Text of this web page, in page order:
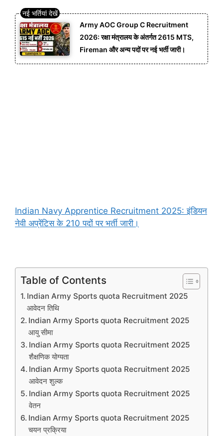
Army AOC Group C Recruitment
2026: रक्षा मंत्रालय के अंतर्गत 2615 MTS,
Fireman और अन्य पदों पर नई भर्ती जारी।
Indian Navy Apprentice Recruitment 2025: इंडियन
नेवी अप्रेंटिस के 210 पदों पर भर्ती जारी।
Table of Contents
Indian Army Sports quota Recruitment 2025
आवेदन तिथि
Indian Army Sports quota Recruitment 2025
आयु सीमा
Indian Army Sports quota Recruitment 2025
शैक्षणिक योग्यता
Indian Army Sports quota Recruitment 2025
आवेदन शुल्क
Indian Army Sports quota Recruitment 2025
वेतन
Indian Army Sports quota Recruitment 2025
चयन प्रक्रिया